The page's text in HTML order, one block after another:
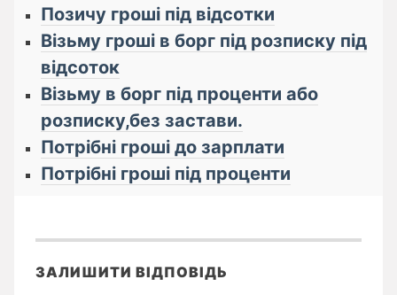
Позичу гроші під відсотки
Візьму гроші в борг під розписку під
відсоток
Візьму в борг під проценти або
розписку,без застави.
Потрібні гроші до зарплати
Потрібні гроші під проценти
ЗАЛИШИТИ ВІДПОВІДЬ